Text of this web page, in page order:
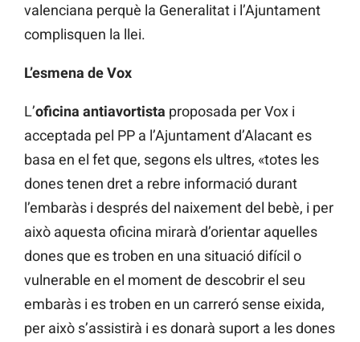
valenciana perquè la Generalitat i l’Ajuntament
complisquen la llei.
L’esmena de Vox
L’oficina antiavortista proposada per Vox i
acceptada pel PP a l’Ajuntament d’Alacant es
basa en el fet que, segons els ultres, «totes les
dones tenen dret a rebre informació durant
l’embaràs i després del naixement del bebè, i per
això aquesta oficina mirarà d’orientar aquelles
dones que es troben en una situació difícil o
vulnerable en el moment de descobrir el seu
embaràs i es troben en un carreró sense eixida,
per això s’assistirà i es donarà suport a les dones